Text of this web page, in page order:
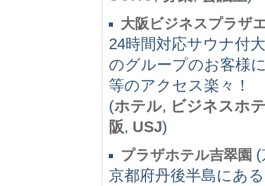
大阪ビジネスプラザ
24時間対応サウナ付
のグループのお客様
等のアクセス楽々！
(ホテル, ビジネスホ
阪, USJ)
プラザホテル吉翠園 (
京都府丹後半島にあ